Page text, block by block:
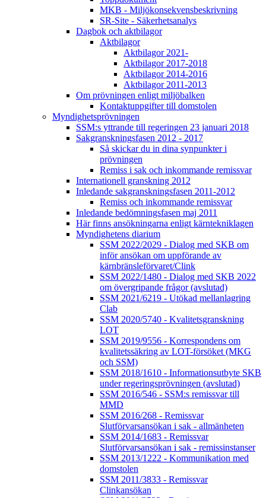
MKB - Miljökonsekvensbeskrivning
SR-Site - Säkerhetsanalys
Dagbok och aktbilagor
Aktbilagor
Aktbilagor 2021-
Aktbilagor 2017-2018
Aktbilagor 2014-2016
Aktbilagor 2011-2013
Om prövningen enligt miljöbalken
Kontaktuppgifter till domstolen
Myndighetsprövningen
SSM:s yttrande till regeringen 23 januari 2018
Sakgranskningsfasen 2012 - 2017
Så skickar du in dina synpunkter i
prövningen
Remiss i sak och inkommande remissvar
Internationell granskning 2012
Inledande sakgranskningsfasen 2011-2012
Remiss och inkommande remissvar
Inledande bedömningsfasen maj 2011
Här finns ansökningarna enligt kärntekniklagen
Myndighetens diarium
SSM 2022/2029 - Dialog med SKB om
inför ansökan om uppförande av
kärnbränsleförvaret/Clink
SSM 2022/1480 - Dialog med SKB 2022
om övergripande frågor (avslutad)
SSM 2021/6219 - Utökad mellanlagring
Clab
SSM 2020/5740 - Kvalitetsgranskning
LOT
SSM 2019/9556 - Korrespondens om
kvalitetssäkring av LOT-försöket (MKG
och SSM)
SSM 2018/1610 - Informationsutbyte SKB
under regeringsprövningen (avslutad)
SSM 2016/546 - SSM:s remissvar till
MMD
SSM 2016/268 - Remissvar
Slutförvarsansökan i sak - allmänheten
SSM 2014/1683 - Remissvar
Slutförvarsansökan i sak - remissinstanser
SSM 2013/1222 - Kommunikation med
domstolen
SSM 2011/3833 - Remissvar
Clinkansökan